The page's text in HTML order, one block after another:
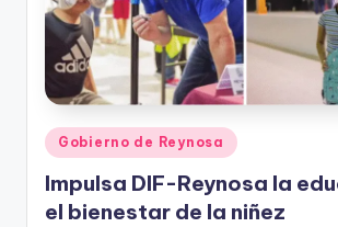
Publicado
en
Gobierno de Reynosa
Impulsa DIF-Reynosa la
el bienestar de la niñez